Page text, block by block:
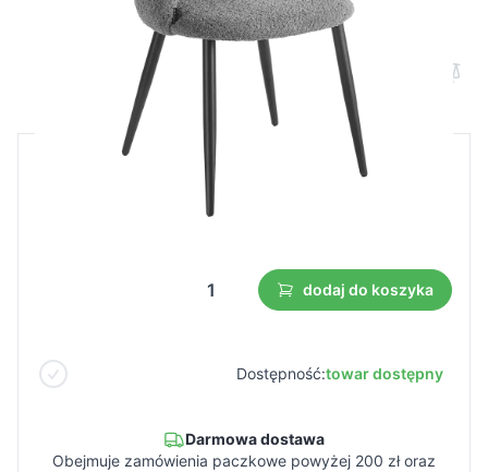
Krzesło 4Rico Verso szare
Cena B2B Cena detaliczna
dodaj do koszyka
Dostępność:towar dostępny
Darmowa dostawa
Obejmuje zamówienia paczkowe powyżej 200 zł oraz